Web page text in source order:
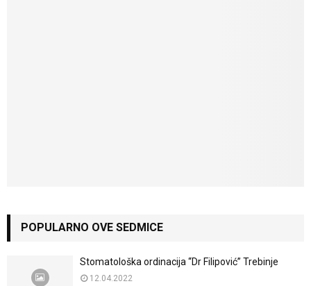
POPULARNO OVE SEDMICE
Stomatološka ordinacija “Dr Filipović” Trebinje
12.04.2022